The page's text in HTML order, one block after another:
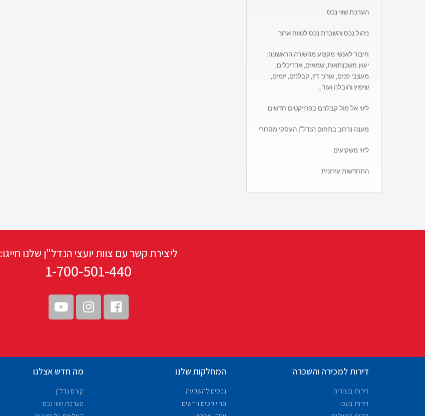
הערכת שווי נכס
ניהול נכס והשכרת נכס לטווח ארוך
חיבור לאנשי מקצוע מהשורה הראשונה:
יעוץ משכנתאות, שמאים, אדריכלים,
מעצבי פנים, עורכי דין, קבלנים, יזמים,
שיפוץ והובלה ועוד…
ליווי אל מול קבלנים בפרויקטים חדשים
מענה נרחב בתחום הנדל”ן העסקי מסחרי
ליווי משקיעים
התחדשות עירונית
ליצירת קשר עם צוות יועצי הנדל"ן שלנו חייגו:
1-700-501-440
דירות למכירה והשכרה
דירות בנהריה
דירות בעכו
המחלקות שלנו
נכסים להשקעה
פרוייקטים חדשים
מה חדש אצלנו
קורס נדל"ן
הערכת שווי נכס